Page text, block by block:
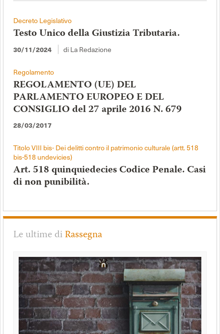
Decreto Legislativo
Testo Unico della Giustizia Tributaria.
30/11/2024 di La Redazione
Regolamento
REGOLAMENTO (UE) DEL
PARLAMENTO EUROPEO E DEL
CONSIGLIO del 27 aprile 2016 N. 679
28/03/2017
Titolo VIII bis- Dei delitti contro il patrimonio culturale (artt. 518
bis-518 undevicies)
Art. 518 quinquiedecies Codice Penale. Casi
di non punibilità.
Le ultime diRassegna